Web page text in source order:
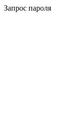
Запрос пароля